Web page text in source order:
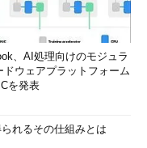
、AI処理向けのモジュラ
ドウェアプラットフォーム
を発表
れるその仕組みとは